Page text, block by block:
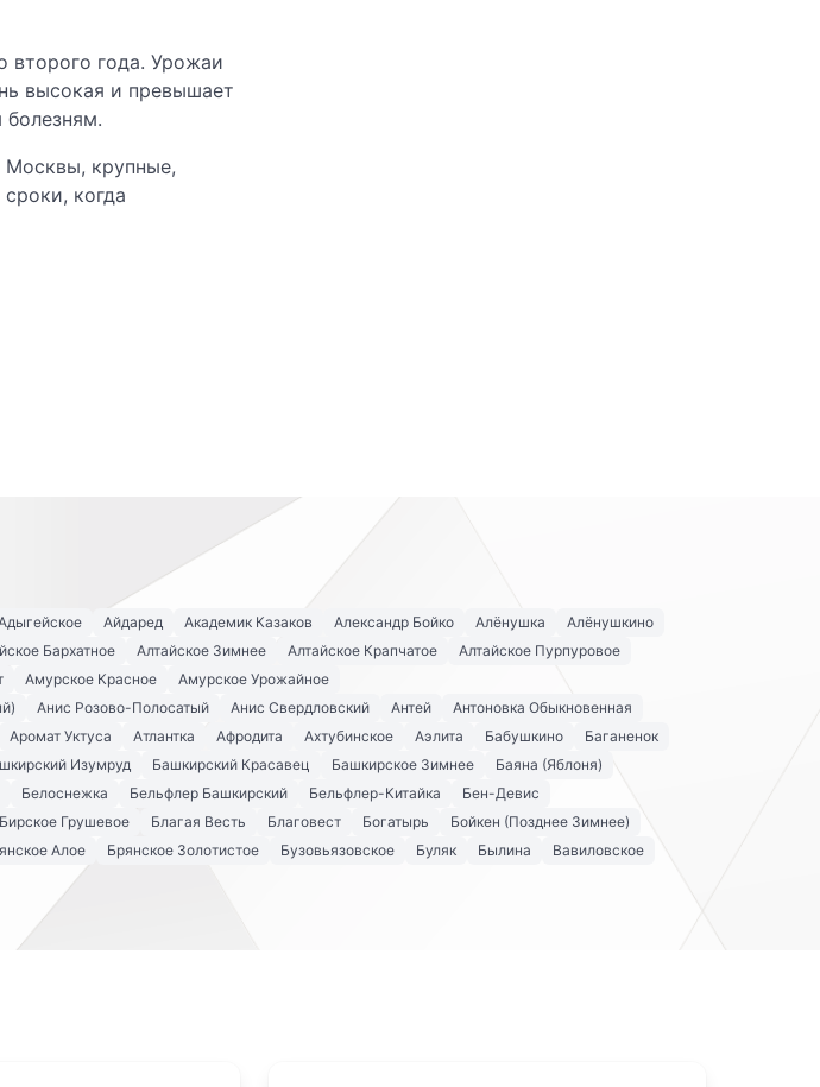
второго года. Урожаи
высокая и превышает
Москвы, крупные,
когда
Айдаред Академик Казаков Александр Бойко Алёнушка
Алёнушкино
Бархатное Алтайское Зимнее Алтайское Крапчатое
Алтайское Пурпуровое
Амурское Красное
Амурское Урожайное
Анис Розово-Полосатый Анис Свердловский Антей
Антоновка Обыкновенная
Аромат Уктуса Атлантка Афродита Ахтубинское Аэлита Бабушкино
Баганенок
Изумруд Башкирский Красавец Башкирское Зимнее
Баяна (Яблоня)
Белоснежка Бельфлер Башкирский Бельфлер-Китайка
Бен-Девис
Бирское Грушевое Благая Весть Благовест Богатырь
Бойкен (Позднее Зимнее)
Алое Брянское Золотистое Бузовьязовское Буляк Былина
Вавиловское